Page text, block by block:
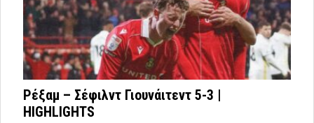
Ρέξαμ – Σέφιλντ Γιουνάιτεντ 5-3 |
HIGHLIGHTS